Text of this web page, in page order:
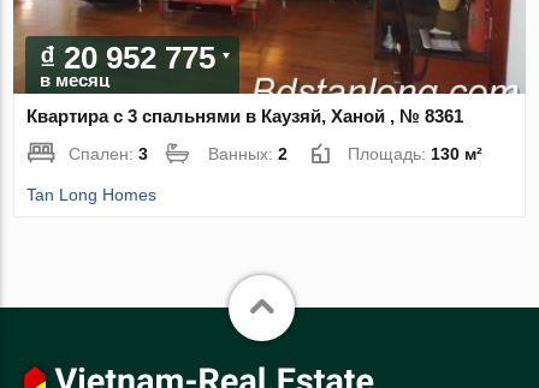
₫ 20 952 775
в месяц
Квартира с 3 спальнями в Каузяй, Ханой , № 8361
Спален:3 Ванных:2 Площадь: 130 м²
Tan Long Homes